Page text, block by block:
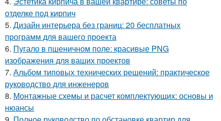
отделке под кирпич
5. Дизайн интерьера без границ: 20 бесплатных
программ для вашего проекта
6. Пугало в пшеничном поле: красивые PNG
изображения для ваших проектов
7. Альбом типовых технических решений: практическое
руководство для инженеров
8. Монтажные схемы и расчет комплектующих: основы и
нюансы